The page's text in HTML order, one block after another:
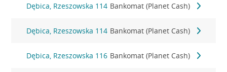
Dębica, Rzeszowska 114 Bankomat (Planet Cash)
Dębica, Rzeszowska 114 Bankomat (Planet Cash)
Dębica, Rzeszowska 116 Bankomat (Planet Cash)